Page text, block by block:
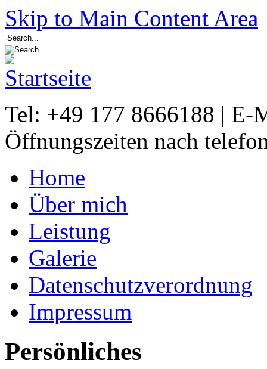
Skip to Main Content Area
Tel: +49 177 8666188 |
Öffnungszeiten nach
Home
Über mich
Leistung
Galerie
Datenschutzverordnung
Impressum
Persönliches